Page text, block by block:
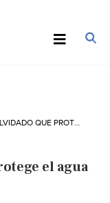
el agua